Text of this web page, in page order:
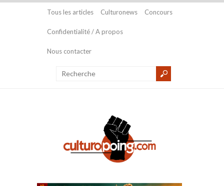
Tous les articles Culturonews Concours
Confidentialité / A propos
Nous contacter